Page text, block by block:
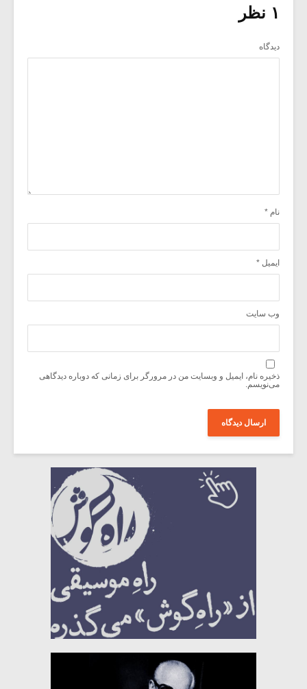
۱ نظر
دیدگاه
نام *
ایمیل *
وب‌ سایت
ذخیره نام، ایمیل و وبسایت من در مرورگر برای زمانی که دوباره دیدگاهی
می‌نویسم.